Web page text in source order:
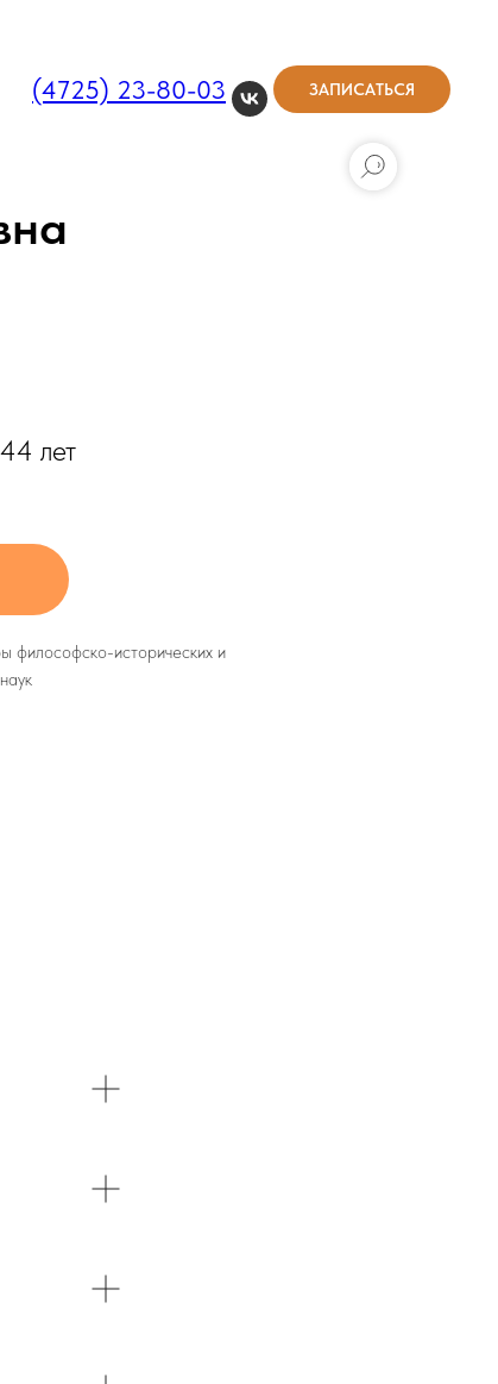
(4725) 23-80-03 ЗАПИСАТЬСЯ
лет
философско-исторических и